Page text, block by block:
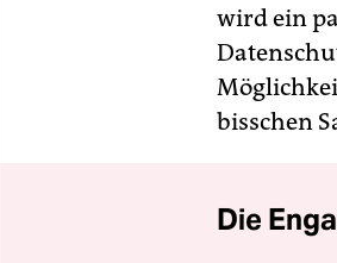
wird ein
bisschen
Die